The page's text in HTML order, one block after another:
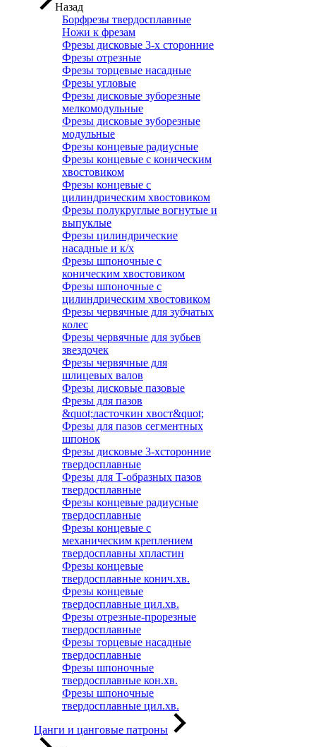
Назад
Борфрезы твердосплавные
Ножи к фрезам
Фрезы дисковые 3-х сторонние
Фрезы отрезные
Фрезы торцевые насадные
Фрезы угловые
Фрезы дисковые зуборезные
мелкомодульные
Фрезы дисковые зуборезные
модульные
Фрезы концевые радиусные
Фрезы концевые с коническим
хвостовиком
Фрезы концевые с
цилиндрическим хвостовиком
Фрезы полукруглые вогнутые и
выпуклые
Фрезы цилиндрические
насадные и к/х
Фрезы шпоночные с
коническим хвостовиком
Фрезы шпоночные с
цилиндрическим хвостовиком
Фрезы червячные для зубчатых
колес
Фрезы червячные для зубьев
звездочек
Фрезы червячные для
шлицевых валов
Фрезы дисковые пазовые
Фрезы для пазов
&quot;ласточкин хвост&quot;
Фрезы для пазов сегментных
шпонок
Фрезы дисковые 3-хсторонние
твердосплавные
Фрезы для Т-образных пазов
твердосплавные
Фрезы концевые радиусные
твердосплавные
Фрезы концевые с
механическим креплением
твердосплавны хпластин
Фрезы концевые
твердосплавные конич.хв.
Фрезы концевые
твердосплавные цил.хв.
Фрезы отрезные-прорезные
твердосплавные
Фрезы торцевые насадные
твердосплавные
Фрезы шпоночные
твердосплавные кон.хв.
Фрезы шпоночные
твердосплавные цил.хв.
Цанги и цанговые патроны